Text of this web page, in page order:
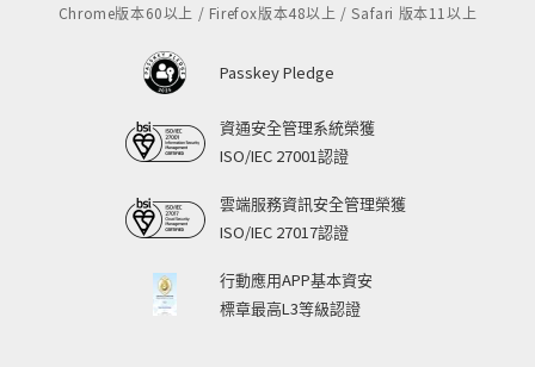
Chrome版本60以上 / Firefox版本48以上 / Safari 版本11以上
Passkey Pledge
資通安全管理系統榮獲
ISO/IEC 27001認證
雲端服務資訊安全管理榮獲
ISO/IEC 27017認證
行動應用APP基本資安
標章最高L3等級認證